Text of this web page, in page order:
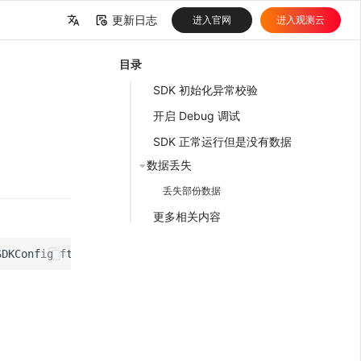
更新日志 进入官网 进入观测云
目录
SDK 初始化异常校验
开启 Debug 调试
SDK 正常运行但是没有数据
数据丢失
丢失部份数据
更多相关内容
ftSdkConfig